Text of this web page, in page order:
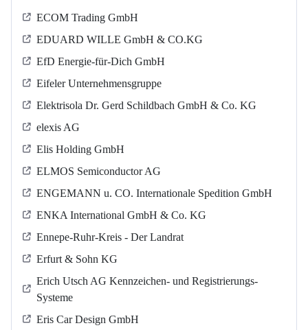
ECOM Trading GmbH
EDUARD WILLE GmbH & CO.KG
EfD Energie-für-Dich GmbH
Eifeler Unternehmensgruppe
Elektrisola Dr. Gerd Schildbach GmbH & Co. KG
elexis AG
Elis Holding GmbH
ELMOS Semiconductor AG
ENGEMANN u. CO. Internationale Spedition GmbH
ENKA International GmbH & Co. KG
Ennepe-Ruhr-Kreis - Der Landrat
Erfurt & Sohn KG
Erich Utsch AG Kennzeichen- und Registrierungs-
Systeme
Eris Car Design GmbH